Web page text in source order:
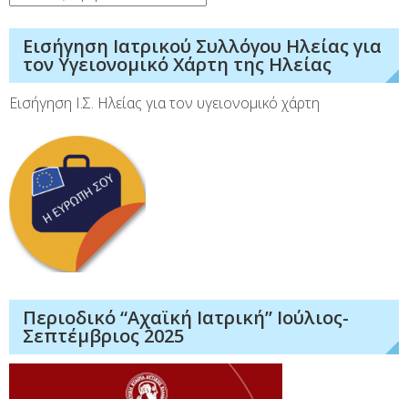
Εισήγηση Ιατρικού Συλλόγου Ηλείας για
τον Υγειονομικό Χάρτη της Ηλείας
Εισήγηση Ι.Σ. Ηλείας για τον υγειονομικό χάρτη
Περιοδικό “Αχαϊκή Ιατρική” Ιούλιος-
Σεπτέμβριος 2025